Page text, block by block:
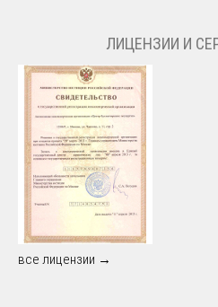
ЛИЦЕНЗИИ И
все лицензии →